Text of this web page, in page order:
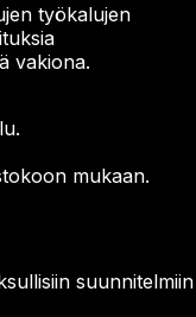
työkalujen
vakiona.
mukaan.
suunnitelmiin